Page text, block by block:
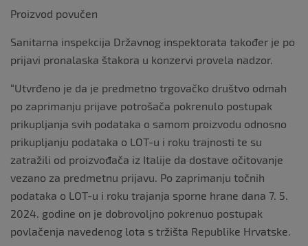
Proizvod povučen
Sanitarna inspekcija Državnog inspektorata također je po
prijavi pronalaska štakora u konzervi provela nadzor.
“Utvrđeno je da je predmetno trgovačko društvo odmah
po zaprimanju prijave potrošača pokrenulo postupak
prikupljanja svih podataka o samom proizvodu odnosno
prikupljanju podataka o LOT-u i roku trajnosti te su
zatražili od proizvođača iz Italije da dostave očitovanje
vezano za predmetnu prijavu. Po zaprimanju točnih
podataka o LOT-u i roku trajanja sporne hrane dana 7. 5.
2024. godine on je dobrovoljno pokrenuo postupak
povlačenja navedenog lota s tržišta Republike Hrvatske.